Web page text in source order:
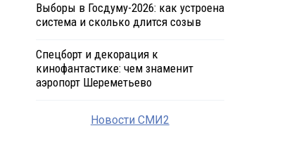
Выборы в Госдуму-2026: как устроена
система и сколько длится созыв
Спецборт и декорация к
кинофантастике: чем знаменит
аэропорт Шереметьево
Новости СМИ2